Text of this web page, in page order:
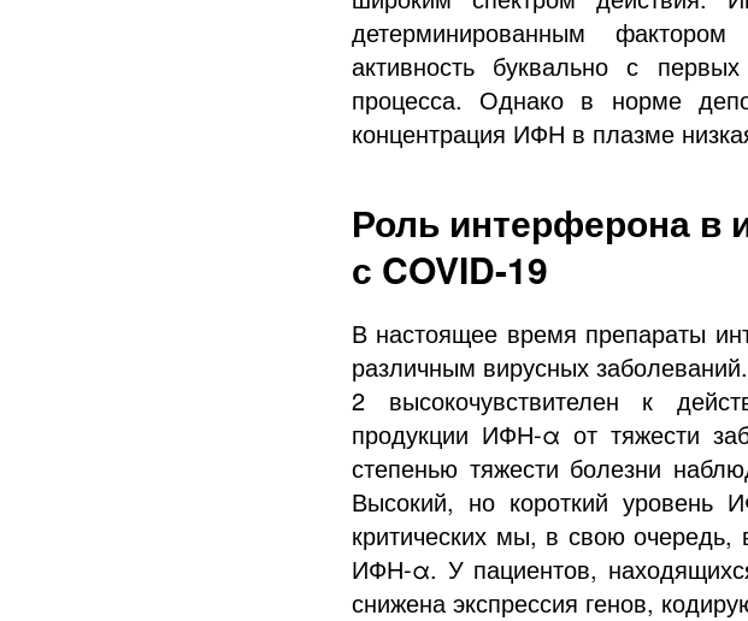
детерминированным
активность буквально с
процесса. Однако в норме
концентрация ИФН в плазме
Роль интерферона в
с COVID-19
В настоящее время препараты
различным вирусных
2 высокочувствителен к
продукции ИФН-α от тяжести
степенью тяжести болезни
Высокий, но короткий уровень
критических мы, в свою очередь,
ИФН-α. У пациентов,
снижена экспрессия генов,